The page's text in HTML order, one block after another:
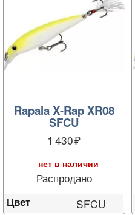
Rapala X-Rap XR08
SFCU
1 430
нет в наличии
Распродано
Цвет SFCU